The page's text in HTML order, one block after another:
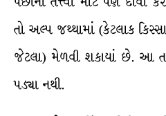
તો અલ્પ જથ્થામાં (કેટલાક
જેટલા) મેળવી શકાયાં છે. આ
પડ્યા નથી.